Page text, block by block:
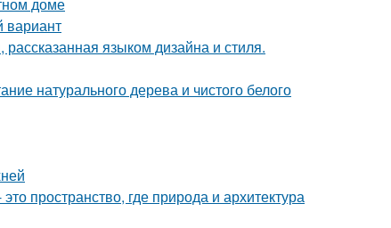
вариант
языком дизайна и стиля.
натурального дерева и чистого белого
пространство, где природа и архитектура